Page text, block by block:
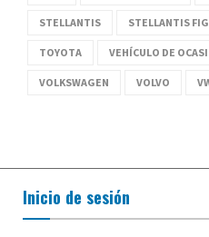
STELLANTIS STELLANTIS
TOYOTA VEHÍCULO DE
VOLKSWAGEN VOLVO
Inicio de sesión